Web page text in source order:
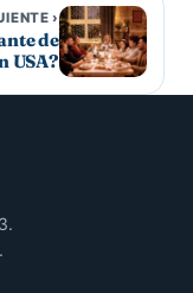
›
de
USA?